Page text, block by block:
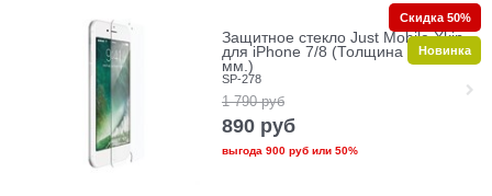
Защитное стекло Just Mobile Xkin
для iPhone 7/8 (Толщина 0.33
мм.)
SP-278
1 790 руб
890 руб
выгода 900 рубили 50%
Скидка 50%
Новинка